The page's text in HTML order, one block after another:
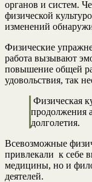
органов и систем.
физической
изменений
Физические
работа вызывают
повышение общей
удовольствия, так
Физическая
продолжения
долголетия.
Всевозможные
привлекали к себе
медицины, но и
деятелей.